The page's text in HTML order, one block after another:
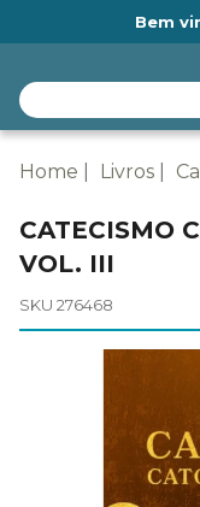
Bem
Home Livros
CATECISMO
VOL. III
SKU 276468